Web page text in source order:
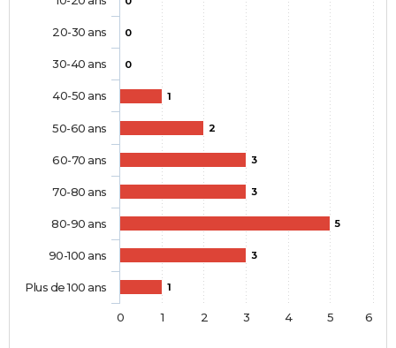
0
0
1
2
3
3
5
3
1
20-30 ans
30-40 ans
40-50 ans
50-60 ans
60-70 ans
70-80 ans
80-90 ans
90-100 ans
Plus de 100 ans
0 1 2 3 4 5 6